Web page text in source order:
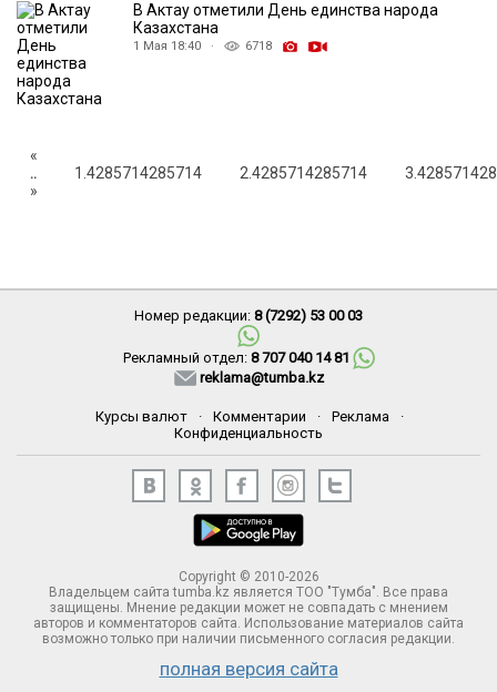
В Актау отметили День единства народа
Казахстана
1 Мая 18:40 · 6718
«
..
1.4285714285714 2.4285714285714
»
Номер редакции: 8 (7292) 53 00 03
Рекламный отдел: 8 707 040 14 81
reklama@tumba.kz
Курсы валют · Комментарии · Реклама
·
Конфиденциальность
Copyright © 2010-2026
Владельцем сайта tumba.kz является ТОО "Тумба". Все права
защищены. Мнение редакции может не совпадать с мнением
авторов и комментаторов сайта. Использование материалов сайта
возможно только при наличии письменного согласия редакции.
полная версия сайта